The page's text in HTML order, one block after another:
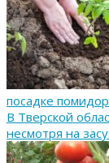
посадке
В Тверской
несмотря на